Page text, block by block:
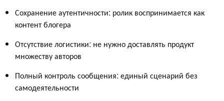
Сохранение аутентичности: ролик воспринимается как
контент блогера
Отсутствие логистики: не нужно доставлять продукт
множеству авторов
Полный контроль сообщения: единый сценарий без
самодеятельности